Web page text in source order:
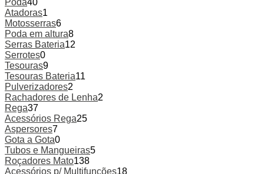
Poda40
Atadoras1
Motosserras6
Poda em altura8
Serras Bateria12
Serrotes0
Tesouras9
Tesouras Bateria11
Pulverizadores2
Rachadores de Lenha2
Rega37
Acessórios Rega25
Aspersores7
Gota a Gota0
Tubos e Mangueiras5
Roçadores Mato138
Acessórios p/ Multifunções18